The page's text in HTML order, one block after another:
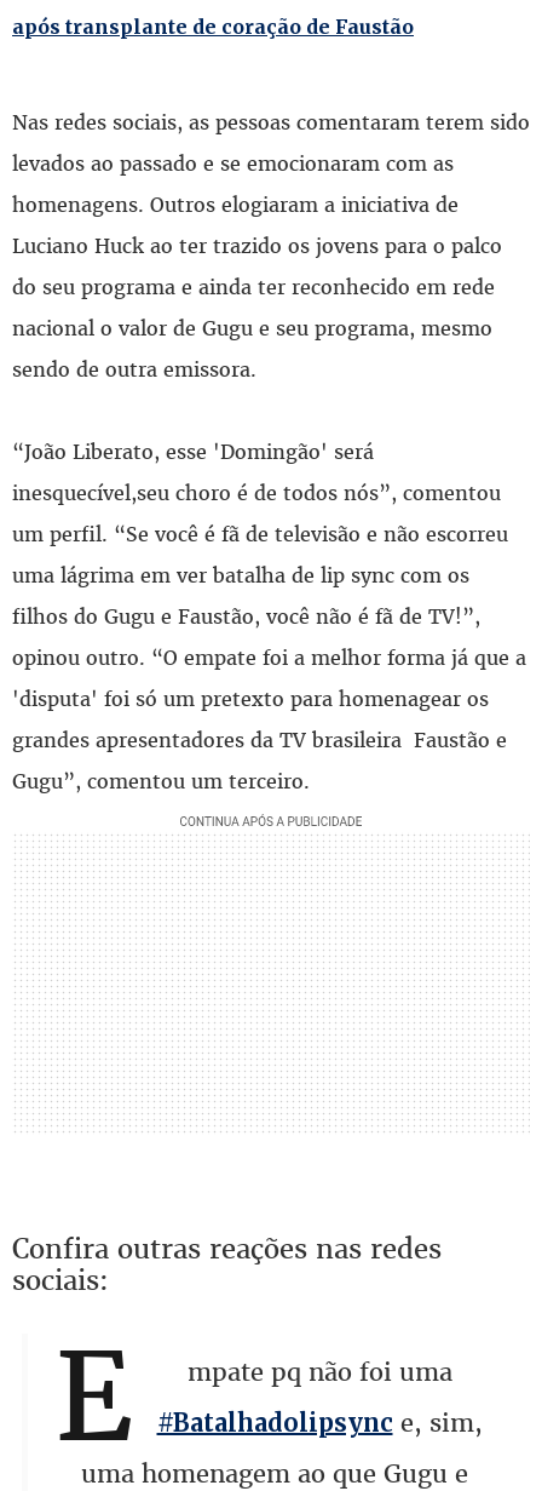
após transplante de coração de Faustão
Nas redes sociais, as pessoas comentaram terem sido
levados ao passado e se emocionaram com as
homenagens. Outros elogiaram a iniciativa de
Luciano Huck ao ter trazido os jovens para o palco
do seu programa e ainda ter reconhecido em rede
nacional o valor de Gugu e seu programa, mesmo
sendo de outra emissora.
“João Liberato, esse 'Domingão' será
inesquecível,seu choro é de todos nós”, comentou
um perfil. “Se você é fã de televisão e não escorreu
uma lágrima em ver batalha de lip sync com os
filhos do Gugu e Faustão, você não é fã de TV!”,
opinou outro. “O empate foi a melhor forma já que a
'disputa' foi só um pretexto para homenagear os
grandes apresentadores da TV brasileira Faustão e
Gugu”, comentou um terceiro.
Confira outras reações nas redes
sociais:
E mpate pq não foi uma
#Batalhadolipsync e, sim,
uma homenagem ao que Gugu e